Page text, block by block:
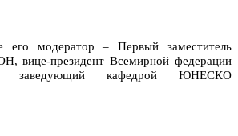
его модератор – Первый заместитель
вице-президент Всемирной федерации
заведующий кафедрой ЮНЕСКО